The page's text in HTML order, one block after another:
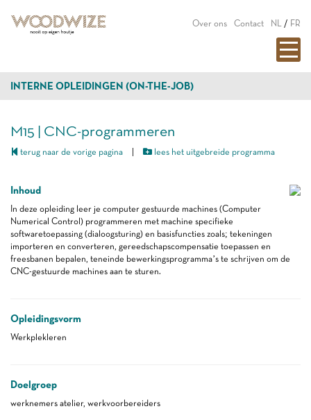
Over ons Contact NL / FR
INTERNE OPLEIDINGEN (ON-THE-JOB)
M15 | CNC-programmeren
terug naar de vorige pagina lees het uitgebreide programma
Inhoud
In deze opleiding leer je computer gestuurde machines (Computer
Numerical Control) programmeren met machine specifieke
softwaretoepassing (dialoogsturing) en basisfuncties zoals; tekeningen
importeren en converteren, gereedschapscompensatie toepassen en
freesbanen bepalen, teneinde bewerkingsprogramma’s te schrijven om de
CNC-gestuurde machines aan te sturen.
Opleidingsvorm
Werkplekleren
Doelgroep
werknemers atelier, werkvoorbereiders